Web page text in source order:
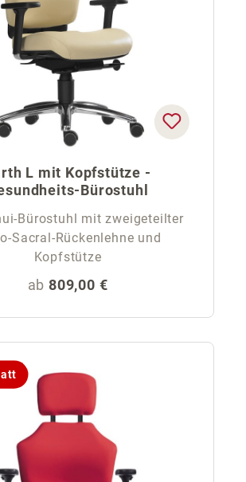
L mit Kopfstütze -
Bürostuhl
Bürostuhl mit zweigeteilter
Sacral-Rückenlehne und
Kopfstütze
Regulärer Preis:
ab 809,00 €